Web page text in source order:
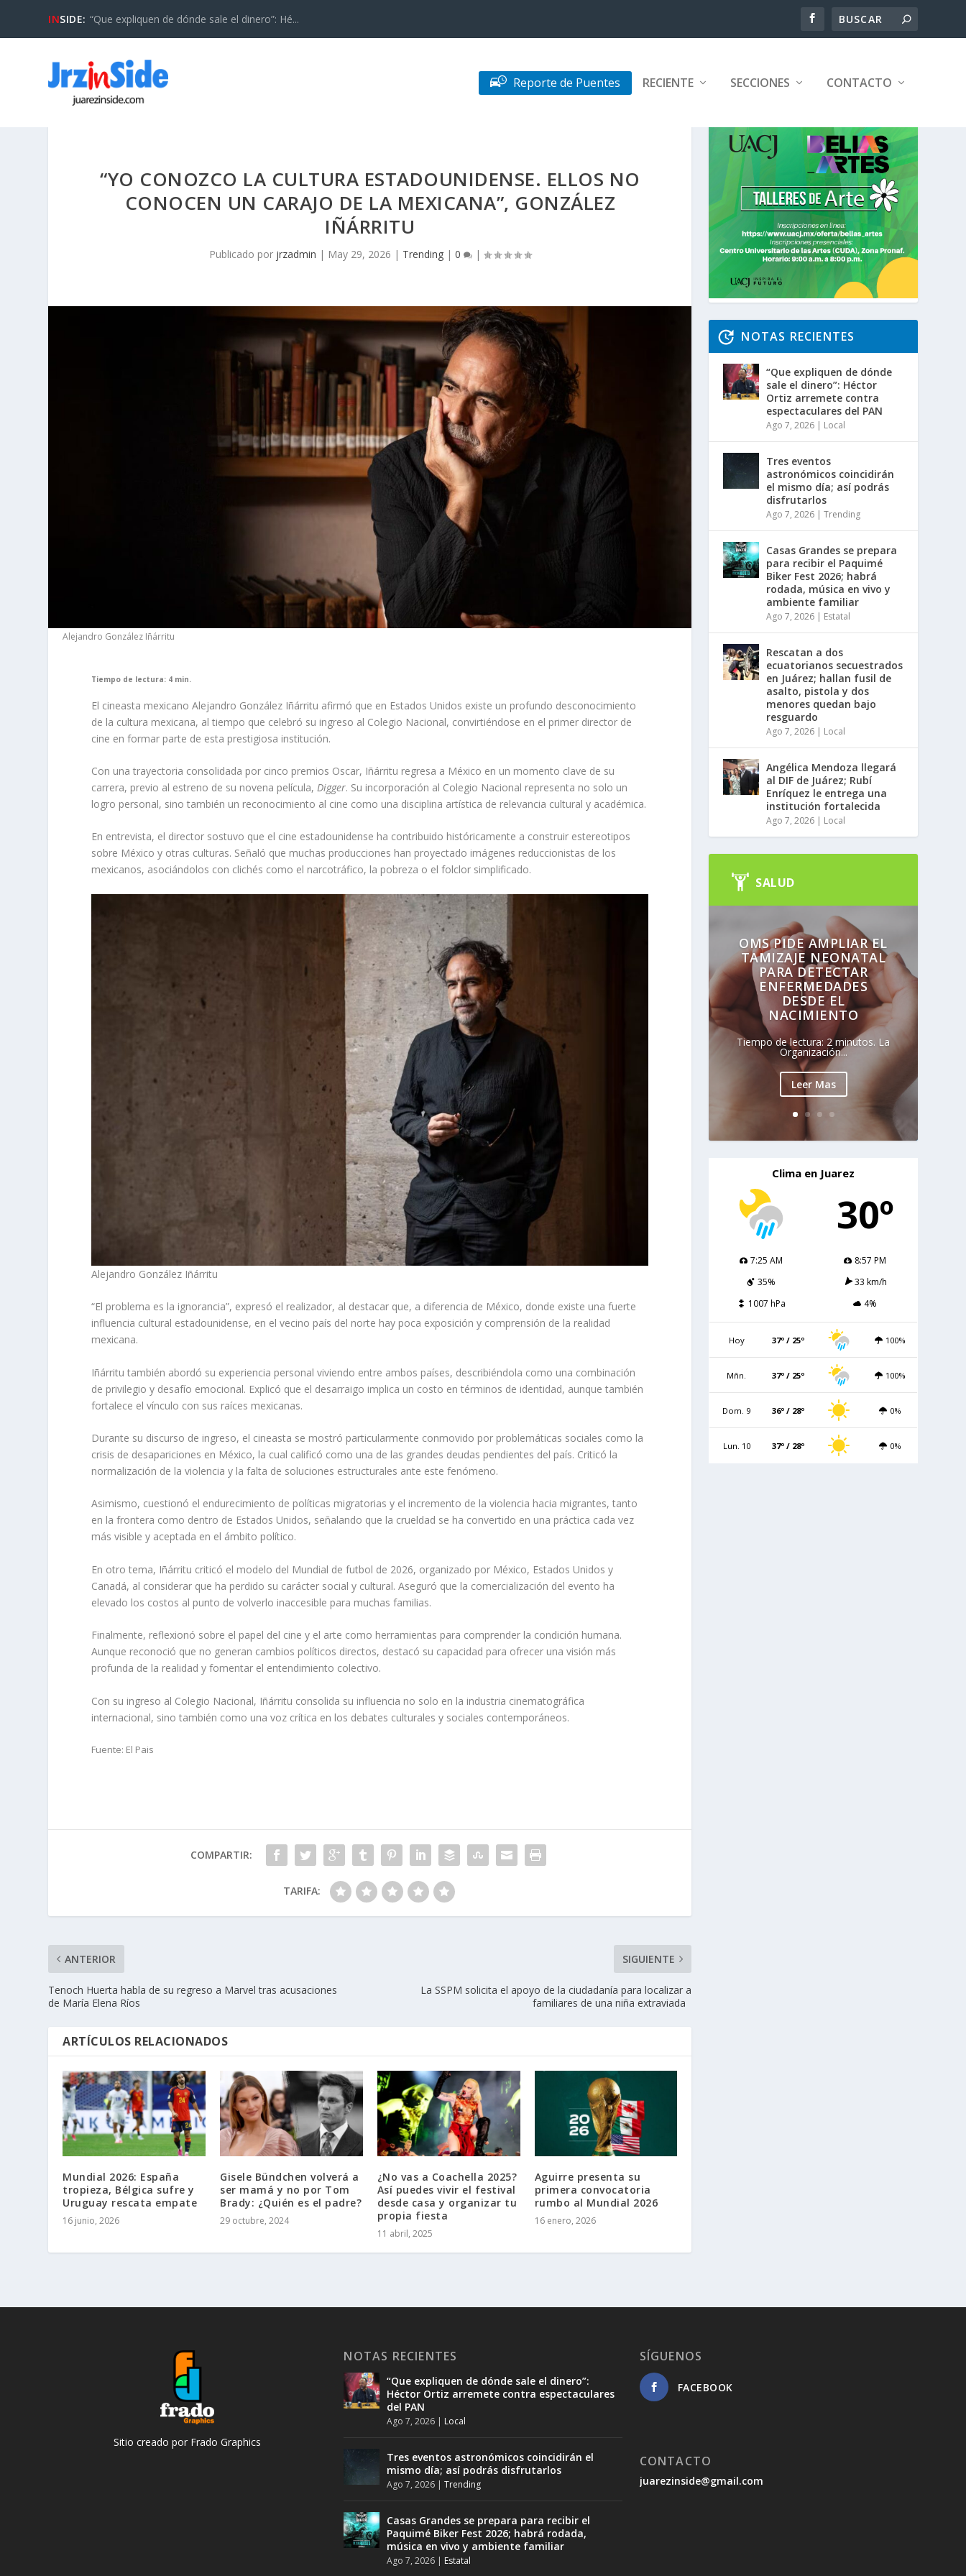
INSIDE: “Que expliquen de dónde sale el dinero”: Hé...
Reporte de Puentes RECIENTE SECCIONES CONTACTO
“YO CONOZCO LA CULTURA ESTADOUNIDENSE. ELLOS NO
CONOCEN UN CARAJO DE LA MEXICANA”, GONZÁLEZ
IÑÁRRITU
Publicado por jrzadmin | May 29, 2026 | Trending| 0 |
Alejandro González Iñárritu
Tiempo de lectura: 4 min.
El cineasta mexicano Alejandro González Iñárritu afirmó que en Estados Unidos existe un profundo desconocimiento
de la cultura mexicana, al tiempo que celebró su ingreso al Colegio Nacional, convirtiéndose en el primer director de
cine en formar parte de esta prestigiosa institución.
Con una trayectoria consolidada por cinco premios Oscar, Iñárritu regresa a México en un momento clave de su
carrera, previo al estreno de su novena película,Digger. Su incorporación al Colegio Nacional representa no solo un
logro personal, sino también un reconocimiento al cine como una disciplina artística de relevancia cultural y académica.
En entrevista, el director sostuvo que el cine estadounidense ha contribuido históricamente a construir estereotipos
sobre México y otras culturas. Señaló que muchas producciones han proyectado imágenes reduccionistas de los
mexicanos, asociándolos con clichés como el narcotráfico, la pobreza o el folclor simplificado.
Alejandro González Iñárritu
“El problema es la ignorancia”, expresó el realizador, al destacar que, a diferencia de México, donde existe una fuerte
influencia cultural estadounidense, en el vecino país del norte hay poca exposición y comprensión de la realidad
mexicana.
Iñárritu también abordó su experiencia personal viviendo entre ambos países, describiéndola como una combinación
de privilegio y desafío emocional. Explicó que el desarraigo implica un costo en términos de identidad, aunque también
fortalece el vínculo con sus raíces mexicanas.
Durante su discurso de ingreso, el cineasta se mostró particularmente conmovido por problemáticas sociales como la
crisis de desapariciones en México, la cual calificó como una de las grandes deudas pendientes del país. Criticó la
normalización de la violencia y la falta de soluciones estructurales ante este fenómeno.
Asimismo, cuestionó el endurecimiento de políticas migratorias y el incremento de la violencia hacia migrantes, tanto
en la frontera como dentro de Estados Unidos, señalando que la crueldad se ha convertido en una práctica cada vez
más visible y aceptada en el ámbito político.
En otro tema, Iñárritu criticó el modelo del Mundial de futbol de 2026, organizado por México, Estados Unidos y
Canadá, al considerar que ha perdido su carácter social y cultural. Aseguró que la comercialización del evento ha
elevado los costos al punto de volverlo inaccesible para muchas familias.
Finalmente, reflexionó sobre el papel del cine y el arte como herramientas para comprender la condición humana.
Aunque reconoció que no generan cambios políticos directos, destacó su capacidad para ofrecer una visión más
profunda de la realidad y fomentar el entendimiento colectivo.
Con su ingreso al Colegio Nacional, Iñárritu consolida su influencia no solo en la industria cinematográfica
internacional, sino también como una voz crítica en los debates culturales y sociales contemporáneos.
Fuente: El Pais
COMPARTIR:
TARIFA:
ANTERIOR
Tenoch Huerta habla de su regreso a Marvel tras acusaciones
de María Elena Ríos
SIGUIENTE
La SSPM solicita el apoyo de la ciudadanía para localizar a
familiares de una niña extraviada
ARTÍCULOS RELACIONADOS
Mundial 2026: España
tropieza, Bélgica sufre y
Uruguay rescata empate
16 junio, 2026
Gisele Bündchen volverá a
ser mamá y no por Tom
Brady: ¿Quién es el padre?
29 octubre, 2024
¿No vas a Coachella 2025?
Así puedes vivir el festival
desde casa y organizar tu
propia fiesta
11 abril, 2025
Aguirre presenta su
primera convocatoria
rumbo al Mundial 2026
16 enero, 2026
NOTAS RECIENTES
“Que expliquen de dónde
sale el dinero”: Héctor
Ortiz arremete contra
espectaculares del PAN
Ago 7, 2026 | Local
Tres eventos
astronómicos coincidirán
el mismo día; así podrás
disfrutarlos
Ago 7, 2026 |Trending
Casas Grandes se prepara
para recibir el Paquimé
Biker Fest 2026; habrá
rodada, música en vivo y
ambiente familiar
Ago 7, 2026 | Estatal
Rescatan a dos
ecuatorianos secuestrados
en Juárez; hallan fusil de
asalto, pistola y dos
menores quedan bajo
resguardo
Ago 7, 2026 | Local
Angélica Mendoza llegará
al DIF de Juárez; Rubí
Enríquez le entrega una
institución fortalecida
Ago 7, 2026 | Local
SALUD
OMS PIDE AMPLIAR EL
TAMIZAJE NEONATAL
PARA DETECTAR
ENFERMEDADES
DESDE EL
NACIMIENTO
Tiempo de lectura: 2 minutos. La
Organización...
Leer Mas
Clima en Juarez
30º
7:25 AM
8:57 PM
35%
33 km/h
1007 hPa
4%
Hoy 37º / 25º 100%
Mñn. 37º / 25º 100%
Dom. 9 36º / 28º 0%
Lun. 10 37º / 28º 0%
Sitio creado por Frado Graphics
NOTAS RECIENTES
“Que expliquen de dónde sale el dinero”:
Héctor Ortiz arremete contra espectaculares
del PAN
Ago 7, 2026 | Local
Tres eventos astronómicos coincidirán el
mismo día; así podrás disfrutarlos
Ago 7, 2026 |Trending
Casas Grandes se prepara para recibir el
Paquimé Biker Fest 2026; habrá rodada,
música en vivo y ambiente familiar
Ago 7, 2026 | Estatal
SÍGUENOS
FACEBOOK
CONTACTO
juarezinside@gmail.com